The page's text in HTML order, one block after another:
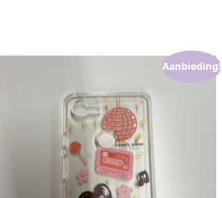
Aanbieding!